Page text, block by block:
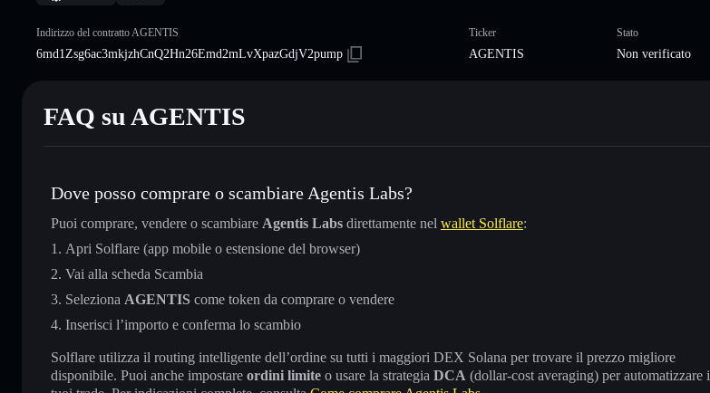
Indirizzo del contratto AGENTIS
6md1Zsg6ac3mkjzhCnQ2Hn26Emd2mLvXpazGdjV2pump
Ticker
AGENTIS
Stato
Non verificato
FAQ su AGENTIS
Dove posso comprare o scambiare Agentis Labs?
Puoi comprare, vendere o scambiare Agentis Labs direttamente nel wallet Solflare:
Apri Solflare (app mobile o estensione del browser)
Vai alla scheda Scambia
Seleziona AGENTIS come token da comprare o vendere
Inserisci l’importo e conferma lo scambio
Solflare utilizza il routing intelligente dell’ordine su tutti i maggiori DEX Solana per trovare il prezzo migliore
disponibile. Puoi anche impostare ordini limite o usare la strategia DCA (dollar-cost averaging) per automatizzare i